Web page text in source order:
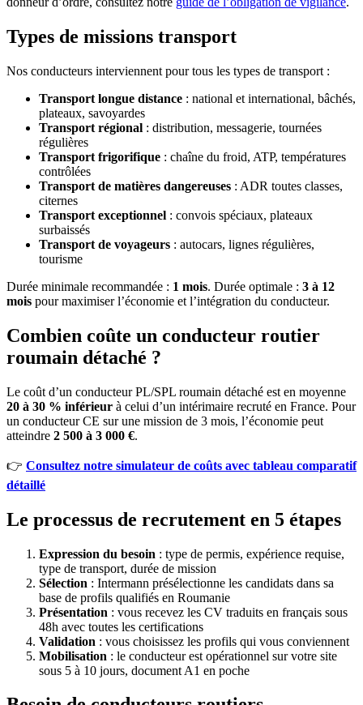
Types de missions transport
Nos conducteurs interviennent pour tous les types de transport :
Transport longue distance : national et international, bâchés,
plateaux, savoyardes
Transport régional : distribution, messagerie, tournées
régulières
Transport frigorifique : chaîne du froid, ATP, températures
contrôlées
Transport de matières dangereuses : ADR toutes classes,
citernes
Transport exceptionnel : convois spéciaux, plateaux
surbaissés
Transport de voyageurs : autocars, lignes régulières,
tourisme
Durée minimale recommandée : 1 mois. Durée optimale : 3 à 12
mois pour maximiser l’économie et l’intégration du conducteur.
Combien coûte un conducteur routier
roumain détaché ?
Le coût d’un conducteur PL/SPL roumain détaché est en moyenne
20 à 30 % inférieur à celui d’un intérimaire recruté en France. Pour
un conducteur CE sur une mission de 3 mois, l’économie peut
atteindre 2 500 à 3 000 €.
👉 Consultez notre simulateur de coûts avec tableau comparatif
détaillé
Le processus de recrutement en 5 étapes
Expression du besoin : type de permis, expérience requise,
type de transport, durée de mission
Sélection : Intermann présélectionne les candidats dans sa
base de profils qualifiés en Roumanie
Présentation : vous recevez les CV traduits en français sous
48h avec toutes les certifications
Validation : vous choisissez les profils qui vous conviennent
Mobilisation : le conducteur est opérationnel sur votre site
sous 5 à 10 jours, document A1 en poche